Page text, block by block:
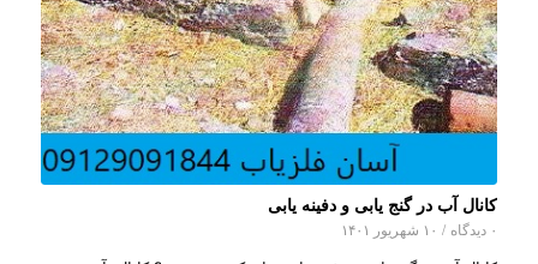
کانال آب در گنج یابی و دفینه یابی
۰ دیدگاه / ۱۰ شهریور ۱۴۰۱